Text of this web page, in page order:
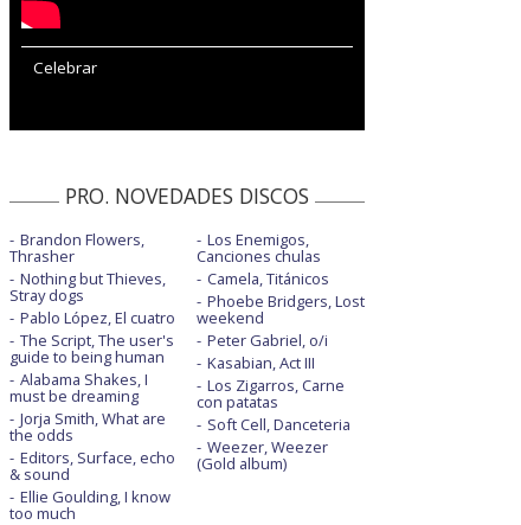
Celebrar
PRO. NOVEDADES DISCOS
Brandon Flowers,
Thrasher
Nothing but Thieves,
Stray dogs
Pablo López, El cuatro
The Script, The user's
guide to being human
Alabama Shakes, I
must be dreaming
Jorja Smith, What are
the odds
Editors, Surface, echo
& sound
Ellie Goulding, I know
too much
Los Enemigos,
Canciones chulas
Camela, Titánicos
Phoebe Bridgers, Lost
weekend
Peter Gabriel, o/i
Kasabian, Act III
Los Zigarros, Carne
con patatas
Soft Cell, Danceteria
Weezer, Weezer
(Gold album)